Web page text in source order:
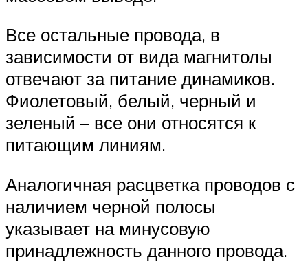
Все остальные провода, в
зависимости от вида магнитолы
отвечают за питание динамиков.
Фиолетовый, белый, черный и
зеленый – все они относятся к
питающим линиям.
Аналогичная расцветка проводов с
наличием черной полосы
указывает на минусовую
принадлежность данного провода.